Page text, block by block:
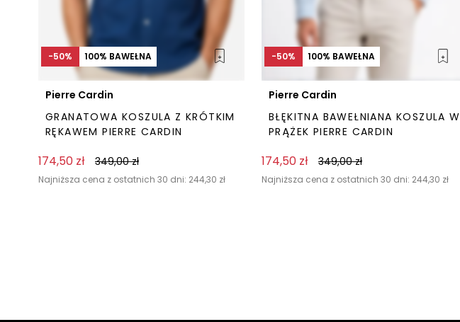
-50% 100% BAWEŁNA
Pierre Cardin
GRANATOWA KOSZULA Z KRÓTKIM
RĘKAWEM PIERRE CARDIN
174,50 zł 349,00zł
Najniższa cena z ostatnich 30 dni: 244,30 zł
-50% 100% BAWEŁNA
Pierre Cardin
BŁĘKITNA BAWEŁNIANA KOSZULA W
PRĄŻEK PIERRE CARDIN
174,50 zł 349,00zł
Najniższa cena z ostatnich 30 dni: 244,30 zł